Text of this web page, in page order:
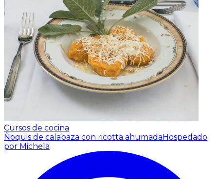
Cursos de cocina
Ñoquis de calabaza con ricotta ahumadaHospedado
por Michela